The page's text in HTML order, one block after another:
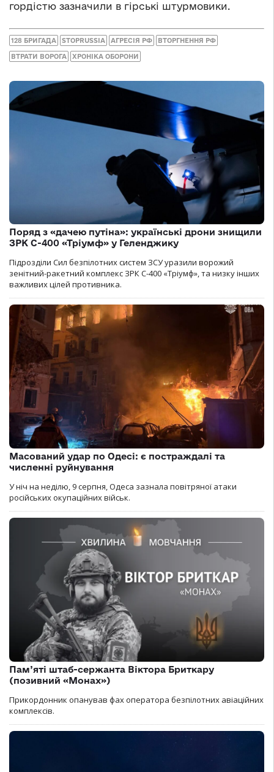
гордістю зазначили в гірські штурмовики.
128 БРИГАДА STOPRUSSIA АГРЕСІЯ РФ ВТОРГНЕННЯ РФ
ВТРАТИ ВОРОГА ХРОНІКА ОБОРОНИ
Поряд з «дачею путіна»: українські дрони знищили
ЗРК С-400 «Тріумф» у Геленджику
Підрозділи Сил безпілотних систем ЗСУ уразили ворожий
зенітний-ракетний комплекс ЗРК С-400 «Тріумф», та низку інших
важливих цілей противника.
Масований удар по Одесі: є постраждалі та
численні руйнування
У ніч на неділю, 9 серпня, Одеса зазнала повітряної атаки
російських окупаційних військ.
Пам’яті штаб-сержанта Віктора Бриткару
(позивний «Монах»)
Прикордонник опанував фах оператора безпілотних авіаційних
комплексів.